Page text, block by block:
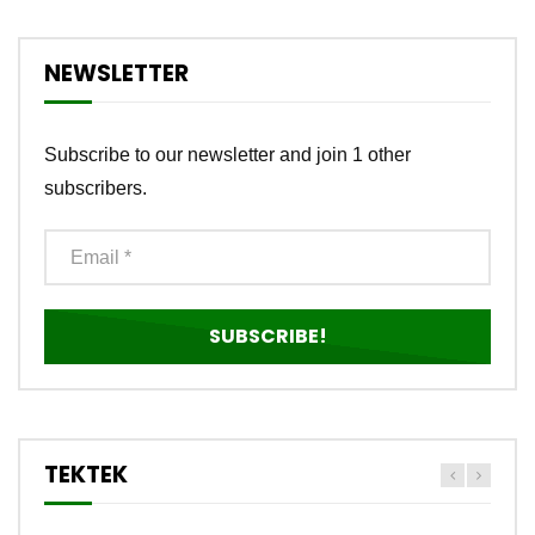
NEWSLETTER
Subscribe to our newsletter and join 1 other
subscribers.
TEKTEK